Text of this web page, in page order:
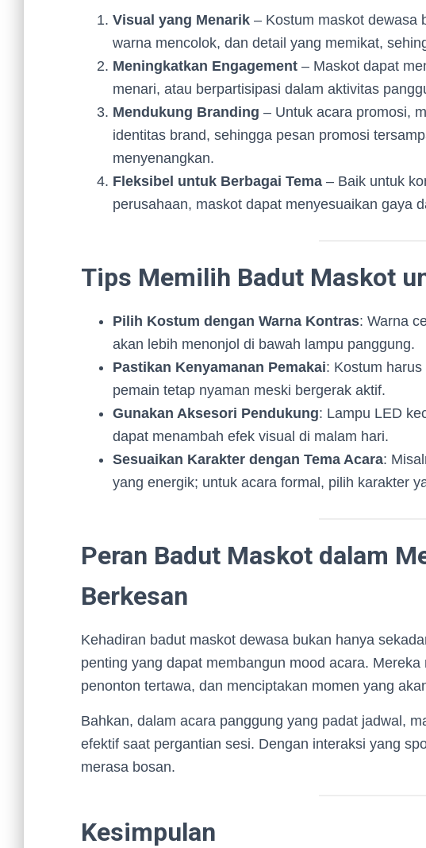
Visual yang Menarik – Kostum maskot dewasa
warna mencolok, dan detail yang memikat,
Meningkatkan Engagement – Maskot dapat
menari, atau berpartisipasi dalam aktivitas
Mendukung Branding – Untuk acara promosi,
identitas brand, sehingga pesan promosi
menyenangkan.
Fleksibel untuk Berbagai Tema – Baik untuk
perusahaan, maskot dapat menyesuaikan gaya
Tips Memilih Badut Maskot
Pilih Kostum dengan Warna Kontras: Warna
akan lebih menonjol di bawah lampu panggung.
Pastikan Kenyamanan Pemakai: Kostum
pemain tetap nyaman meski bergerak aktif.
Gunakan Aksesori Pendukung: Lampu LED
dapat menambah efek visual di malam hari.
Sesuaikan Karakter dengan Tema Acara:
yang energik; untuk acara formal, pilih karakter
Peran Badut Maskot dalam
Berkesan
Kehadiran badut maskot dewasa bukan hanya
penting yang dapat membangun mood acara.
penonton tertawa, dan menciptakan momen yang
Bahkan, dalam acara panggung yang padat jadwal,
efektif saat pergantian sesi. Dengan interaksi yang
merasa bosan.
Kesimpulan